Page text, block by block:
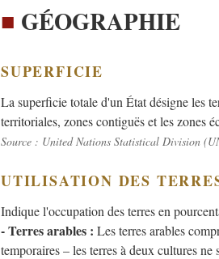
■ GÉOGRAPHIE
SUPERFICIE
La superficie totale d'un État désigne les
territoriales, zones contiguës et les zones
Source : United Nations Statistical Division
UTILISATION DES
Indique l'occupation des terres en
- Terres arables : Les terres arables
temporaires – les terres à deux cultures